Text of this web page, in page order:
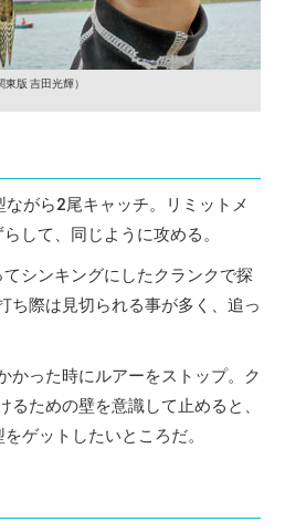
東版 吉田光輝）
がら2尾キャッチ。リミットメ
して、同じように攻める。
シンキングにしたクランクで探
ち際は見切られる事が多く、追っ
かった時にルアーをストップ。ク
ための壁を意識して止めると、
ゲットしたいところだ。